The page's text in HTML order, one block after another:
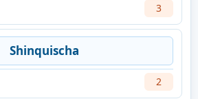
3
Shinquischa
2